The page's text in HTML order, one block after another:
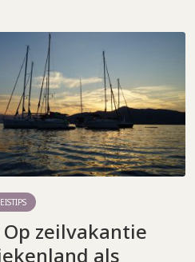
Op zeilvakantie
als